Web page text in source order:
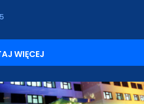
WIĘCEJ